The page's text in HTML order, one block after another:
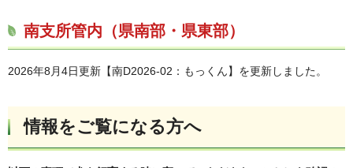
南支所管内（県南部・県東部）
2026年8月4日更新【南D2026-02：もっくん】を更新しました。
情報をご覧になる方へ